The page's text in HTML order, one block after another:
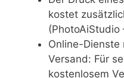
kostet
(PhotoAiStudio
Online-Dienste
Versand: Für
kostenlosem